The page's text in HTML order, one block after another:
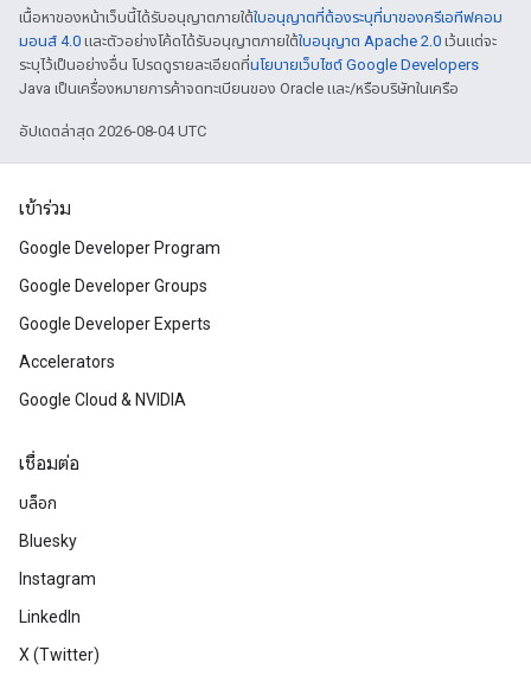
เนื้อหาของหน้าเว็บนี้ได้รับอนุญาตภายใต้ใบอนุญาตที่ต้องระบุที่มาของครีเอทีฟคอม
มอนส์ 4.0 และตัวอย่างโค้ดได้รับอนุญาตภายใต้ใบอนุญาต Apache 2.0 เว้นแต่จะ
ระบุไว้เป็นอย่างอื่น โปรดดูรายละเอียดที่นโยบายเว็บไซต์ Google Developers
Java เป็นเครื่องหมายการค้าจดทะเบียนของ Oracle และ/หรือบริษัทในเครือ
อัปเดตล่าสุด 2026-08-04 UTC
เข้าร่วม
Google Developer Program
Google Developer Groups
Google Developer Experts
Accelerators
Google Cloud & NVIDIA
เชื่อมต่อ
บล็อก
Bluesky
Instagram
LinkedIn
X (Twitter)